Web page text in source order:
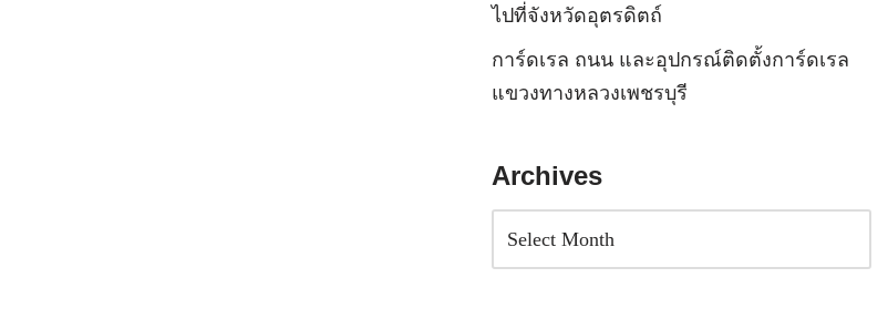
ไปที่จังหวัดอุตรดิตถ์
การ์ดเรล ถนน และอุปกรณ์ติดตั้งการ์ดเรล
แขวงทางหลวงเพชรบุรี
Archives